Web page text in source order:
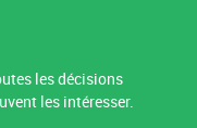
les décisions
les intéresser.